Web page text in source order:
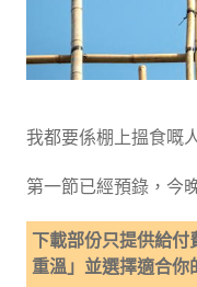
我都要係棚上搵食嘅
第一節已經預錄，今
下載部份只提供給付
重溫」並選擇適合你